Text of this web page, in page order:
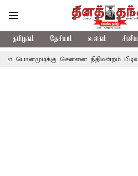
தமிழகம் தேசியம் உலகம்
சென்னை நீதிமன்றம் பிடிவாராண்ட்